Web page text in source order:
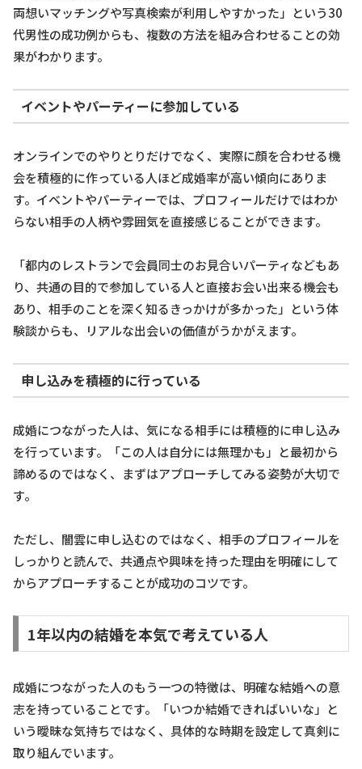
両想いマッチングや写真検索が利用しやすかった」という30
代男性の成功例からも、複数の方法を組み合わせることの効
果がわかります。
イベントやパーティーに参加している
オンラインでのやりとりだけでなく、実際に顔を合わせる機
会を積極的に作っている人ほど成婚率が高い傾向にありま
す。イベントやパーティーでは、プロフィールだけではわか
らない相手の人柄や雰囲気を直接感じることができます。
「都内のレストランで会員同士のお見合いパーティなどもあ
り、共通の目的で参加している人と直接お会い出来る機会も
あり、相手のことを深く知るきっかけが多かった」という体
験談からも、リアルな出会いの価値がうかがえます。
申し込みを積極的に行っている
成婚につながった人は、気になる相手には積極的に申し込み
を行っています。「この人は自分には無理かも」と最初から
諦めるのではなく、まずはアプローチしてみる姿勢が大切で
す。
ただし、闇雲に申し込むのではなく、相手のプロフィールを
しっかりと読んで、共通点や興味を持った理由を明確にして
からアプローチすることが成功のコツです。
1年以内の結婚を本気で考えている人
成婚につながった人のもう一つの特徴は、明確な結婚への意
志を持っていることです。「いつか結婚できればいいな」と
いう曖昧な気持ちではなく、具体的な時期を設定して真剣に
取り組んでいます。